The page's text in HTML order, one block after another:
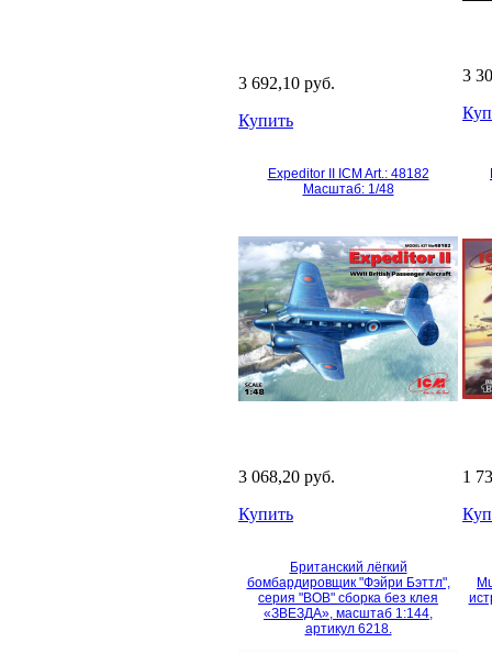
3 692,10 руб.
Купить
3
Expeditor II ICM Art.: 48182
Масштаб: 1/48
3 068,20 руб.
Купить
1
Британский лёгкий
бомбардировщик "Фэйри Бэттл",
серия "ВОВ" сборка без клея
«ЗВЕЗДА», масштаб 1:144,
артикул 6218.